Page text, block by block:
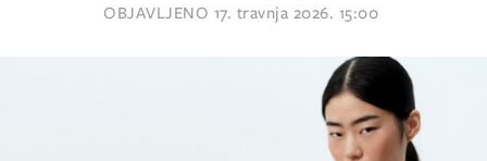
OBJAVLJENO 17. travnja 2026. 15:00